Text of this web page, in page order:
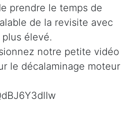
prendre le temps de
de la revisite avec
élevé.
notre petite vidéo
le décalaminage moteur